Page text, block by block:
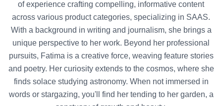
of experience crafting compelling, informative content
across various product categories, specializing in SAAS.
With a background in writing and journalism, she brings a
unique perspective to her work. Beyond her professional
pursuits, Fatima is a creative force, weaving feature stories
and poetry. Her curiosity extends to the cosmos, where she
finds solace studying astronomy. When not immersed in
words or stargazing, you'll find her tending to her garden, a